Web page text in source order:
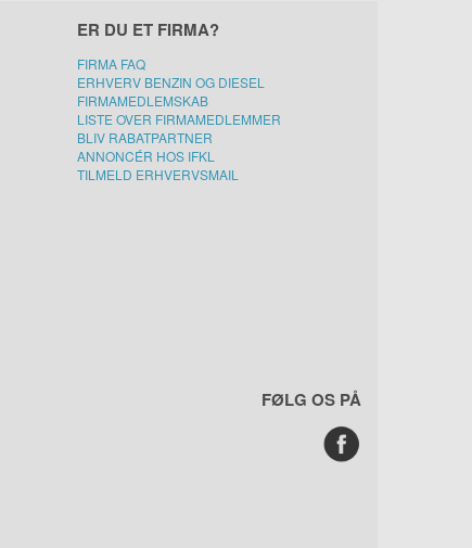
ER DU ET FIRMA?
FIRMA FAQ
ERHVERV BENZIN OG DIESEL
FIRMAMEDLEMSKAB
LISTE OVER FIRMAMEDLEMMER
BLIV RABATPARTNER
ANNONCÉR HOS IFKL
TILMELD ERHVERVSMAIL
FØLG OS PÅ